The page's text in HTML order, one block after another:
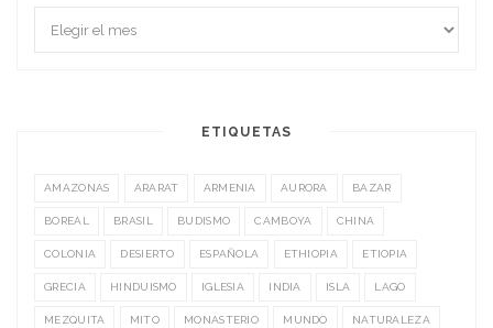
ETIQUETAS
AMAZONAS ARARAT ARMENIA AURORA BAZAR
BOREAL BRASIL BUDISMO CAMBOYA CHINA
COLONIA DESIERTO ESPAÑOLA ETHIOPIA ETIOPIA
GRECIA HINDUISMO IGLESIA INDIA ISLA LAGO
MEZQUITA MITO MONASTERIO MUNDO NATURALEZA